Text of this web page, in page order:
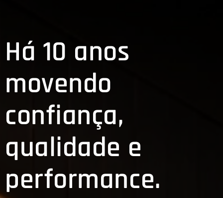
Há 10 anos
movendo
confiança,
qualidade e
performance.